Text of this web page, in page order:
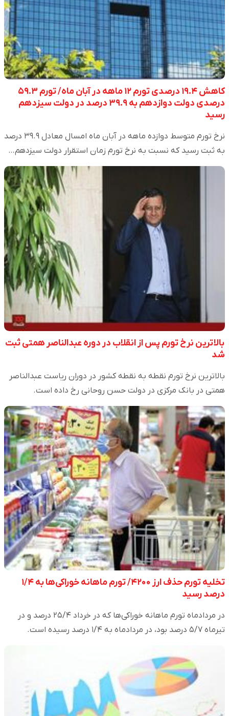
کاهش ۱۹.۴ درصدی تورم ۱۲ ماهه در آبان ماه/ تورم ۵۹.۳
درصدی دولت دوازدهم به ۳۹.۹ درصد در دولت سیزدهم
رسید
نرخ تورم متوسط دوازده ماهه در آبان ماه امسال معادل ۳۹.۹ درصد
به ثبت رسید که نسبت به نرخ تورم زمان استقرار دولت سیزدهم…
بالاترین نرخ تورم پس از انقلاب در دوره عبدالناصر همتی ثبت
شد
بالاترین نرخ تورم نقطه به نقطه کشور در دوران ریاست عبدالناصر
همتی در بانک مرکزی در دولت حسن روحانی رخ داده است.
تخلیه تورم حذف ارز ۴۲۰۰/ تورم ماهانه خوراکی‌ها به ۱/۴
درصد رسید
در مردادماه تورم ماهانه خوراکی‌ها که در خرداد ۲۵/۴ درصد و در
تیرماه ۵/۷ درصد بود، در مردادماه به ۱/۴ درصد رسیده است.